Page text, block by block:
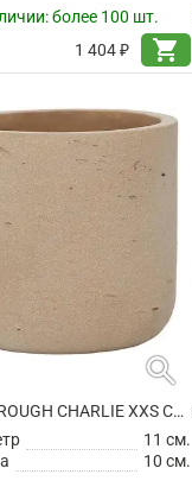
более 100 шт.
1 404 ₽
shopping_cart
search
КАШПО ROUGH CHARLIE XXS CLAY WASHED
11 см.
10 см.